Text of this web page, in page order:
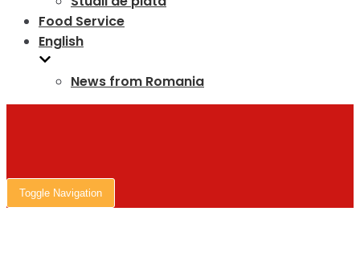
Food Service
English
News from Romania
Toggle Navigation